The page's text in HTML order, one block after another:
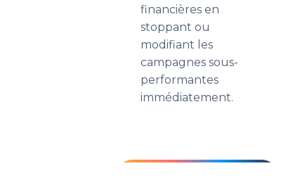
financières en
stoppant ou
modifiant les
campagnes sous-
performantes
immédiatement.